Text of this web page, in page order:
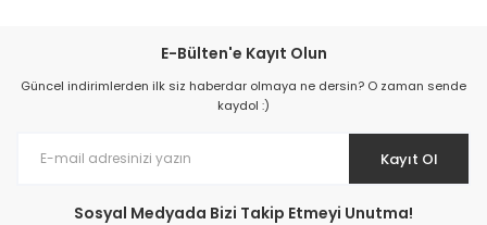
E-Bülten'e Kayıt Olun
Güncel indirimlerden ilk siz haberdar olmaya ne dersin? O zaman sende
kaydol :)
Kayıt Ol
Sosyal Medyada Bizi Takip Etmeyi Unutma!